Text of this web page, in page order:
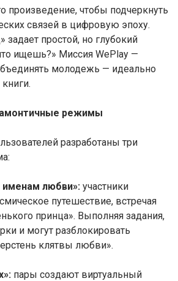
произведение, чтобы подчеркнуть
связей в цифровую эпоху.
задает простой, но глубокий
ищешь?» Миссия WePlay —
молодежь — идеально
режимы
разработаны три
именам любви»: участники
путешествие, встречая
принца». Выполняя задания,
и могут разблокировать
клятвы любви».
пары создают виртуальный